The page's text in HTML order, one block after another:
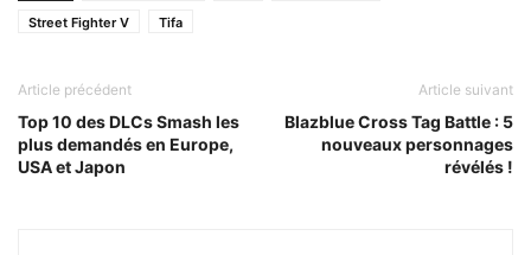
Street Fighter V
Tifa
Article précédent
Top 10 des DLCs Smash les
plus demandés en Europe,
USA et Japon
Article suivant
Blazblue Cross Tag Battle : 5
nouveaux personnages
révélés !